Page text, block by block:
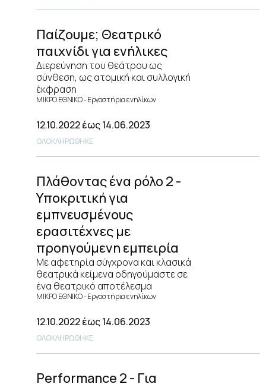
12.10.2022έως 14.06.2023
ΟΛΟΚΛΗΡΩΘΗΚΕ
Παίζουμε; Θεατρικό
παιχνίδι για ενήλικες
Διερεύνηση του θεάτρου ως
σύνθεση, ως ατομική και συλλογική
έκφραση
ΜΙΚΡΟ ΕΘΝΙΚΟ Εργαστήρια ενηλίκων
12.10.2022έως 14.06.2023
ΟΛΟΚΛΗΡΩΘΗΚΕ
Πλάθοντας ένα ρόλο 2 -
Υποκριτική για
εμπνευσμένους
ερασιτέχνες με
προηγούμενη εμπειρία
Με αφετηρία σύγχρονα και κλασικά
θεατρικά κείμενα οδηγούμαστε σε
ένα θεατρικό αποτέλεσμα
ΜΙΚΡΟ ΕΘΝΙΚΟ Εργαστήρια ενηλίκων
Performance 2 - Για